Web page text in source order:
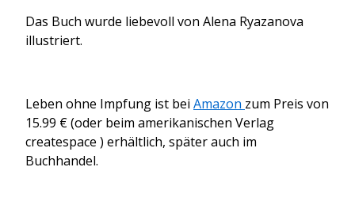
Das Buch wurde liebevoll von Alena Ryazanova
illustriert.
Leben ohne Impfung ist bei Amazon zum Preis von
15.99 € (oder beim amerikanischen Verlag
createspace ) erhältlich, später auch im
Buchhandel.